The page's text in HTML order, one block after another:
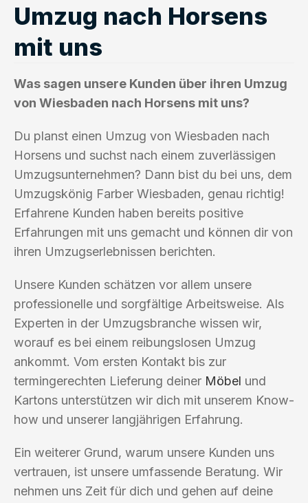
Umzug nach Horsens
mit uns
Was sagen unsere Kunden über ihren Umzug
von Wiesbaden nach Horsens mit uns?
Du planst einen Umzug von Wiesbaden nach
Horsens und suchst nach einem zuverlässigen
Umzugsunternehmen? Dann bist du bei uns, dem
Umzugskönig Farber Wiesbaden, genau richtig!
Erfahrene Kunden haben bereits positive
Erfahrungen mit uns gemacht und können dir von
ihren Umzugserlebnissen berichten.
Unsere Kunden schätzen vor allem unsere
professionelle und sorgfältige Arbeitsweise. Als
Experten in der Umzugsbranche wissen wir,
worauf es bei einem reibungslosen Umzug
ankommt. Vom ersten Kontakt bis zur
termingerechten Lieferung deiner Möbel und
Kartons unterstützen wir dich mit unserem Know-
how und unserer langjährigen Erfahrung.
Ein weiterer Grund, warum unsere Kunden uns
vertrauen, ist unsere umfassende Beratung. Wir
nehmen uns Zeit für dich und gehen auf deine